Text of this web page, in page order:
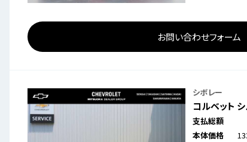
お問い合わせフォーム
シボレー
コルベット
支払総額
本体価格